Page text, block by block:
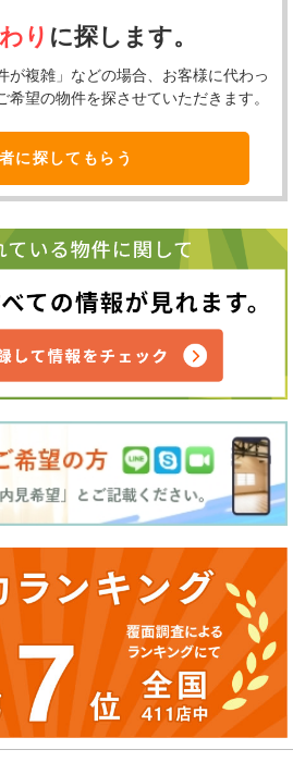
り に探します。
が複雑」などの場合、お客様に代わっ
望の物件を探させていただきます。
に探してもらう